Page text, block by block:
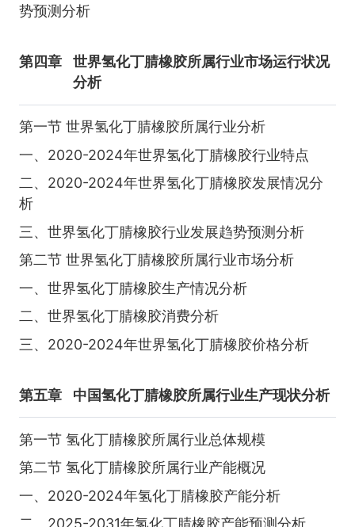
势预测分析
第四章
世界氢化丁腈橡胶所属行业市场运行状况
分析
第一节 世界氢化丁腈橡胶所属行业分析
一、2020-2024年世界氢化丁腈橡胶行业特点
二、2020-2024年世界氢化丁腈橡胶发展情况分
析
三、世界氢化丁腈橡胶行业发展趋势预测分析
第二节 世界氢化丁腈橡胶所属行业市场分析
一、世界氢化丁腈橡胶生产情况分析
二、世界氢化丁腈橡胶消费分析
三、2020-2024年世界氢化丁腈橡胶价格分析
第五章 中国氢化丁腈橡胶所属行业生产现状分析
第一节 氢化丁腈橡胶所属行业总体规模
第二节 氢化丁腈橡胶所属行业产能概况
一、2020-2024年氢化丁腈橡胶产能分析